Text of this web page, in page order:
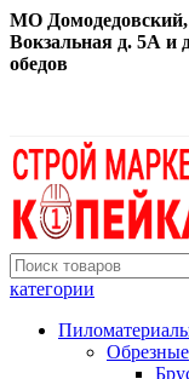
МО
Вокзальная д. 5А и
обедов
категории
Обрезные